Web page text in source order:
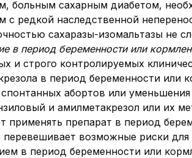
больным сахарным диабетом,
с редкой наследственной
сахаразы-изомальтазы не
в период беременности или
и строго контролируемых
в период беременности или
спонтанных абортов или
и амилметакрезол или их
применять препарат в период
перевешивает возможные риски
в период беременности или